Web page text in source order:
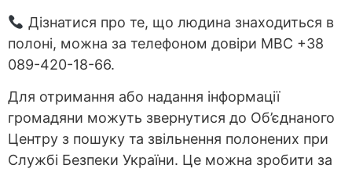
Дізнатися про те, що людина знаходиться в
полоні, можна за телефоном довіри МВС +38
089-420-18-66.
Для отримання або надання інформації
громадяни можуть звернутися до Об’єднаного
Центру з пошуку та звільнення полонених при
Службі Безпеки України. Це можна зробити за